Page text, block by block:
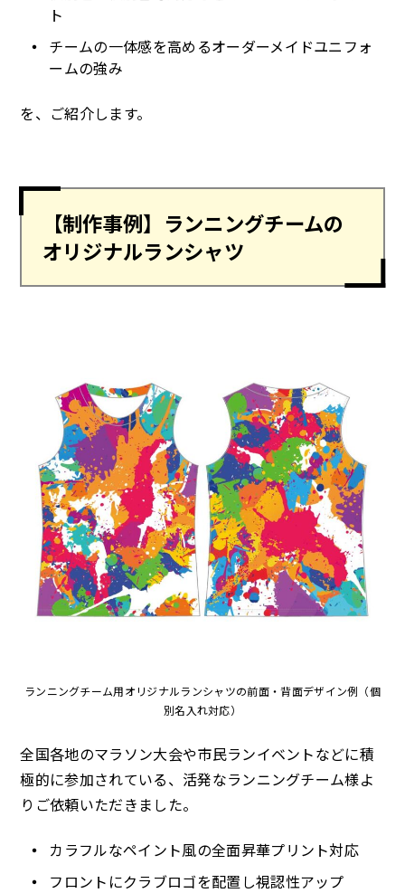
ト
チームの一体感を高めるオーダーメイドユニフォ
ームの強み
を、ご紹介します。
【制作事例】ランニングチームの
オリジナルランシャツ
ランニングチーム用オリジナルランシャツの前面・背面デザイン例（個
別名入れ対応）
全国各地のマラソン大会や市民ランイベントなどに積
極的に参加されている、活発なランニングチーム様よ
りご依頼いただきました。
カラフルなペイント風の全面昇華プリント対応
フロントにクラブロゴを配置し視認性アップ